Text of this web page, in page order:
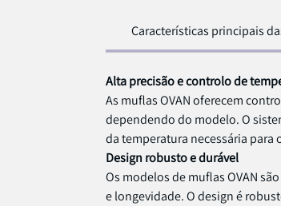
Características principais
Alta precisão e controlo de
As muflas OVAN oferecem
dependendo do modelo. O
da temperatura necessária para
Design robusto e durável
Os modelos de muflas OVAN
e longevidade. O design é